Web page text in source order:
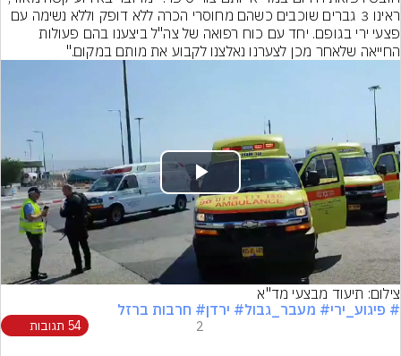
פצעי ירי בגופם. יחד עם כוח רפואה של צה"ל ביצענו בהם פעולות
החייאה שלאחר מכן לצערנו נאלצנו לקבוע את מותם במקום."
Play
Video
צילום: תיעוד מבצעי מד"א
# פיגוע_ירי# מעבר_גבול# ירדן# חרבות ברזל
2 54 תגובות